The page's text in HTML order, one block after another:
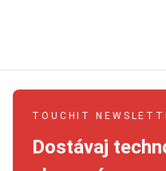
TOUCHIT
Dostávaj